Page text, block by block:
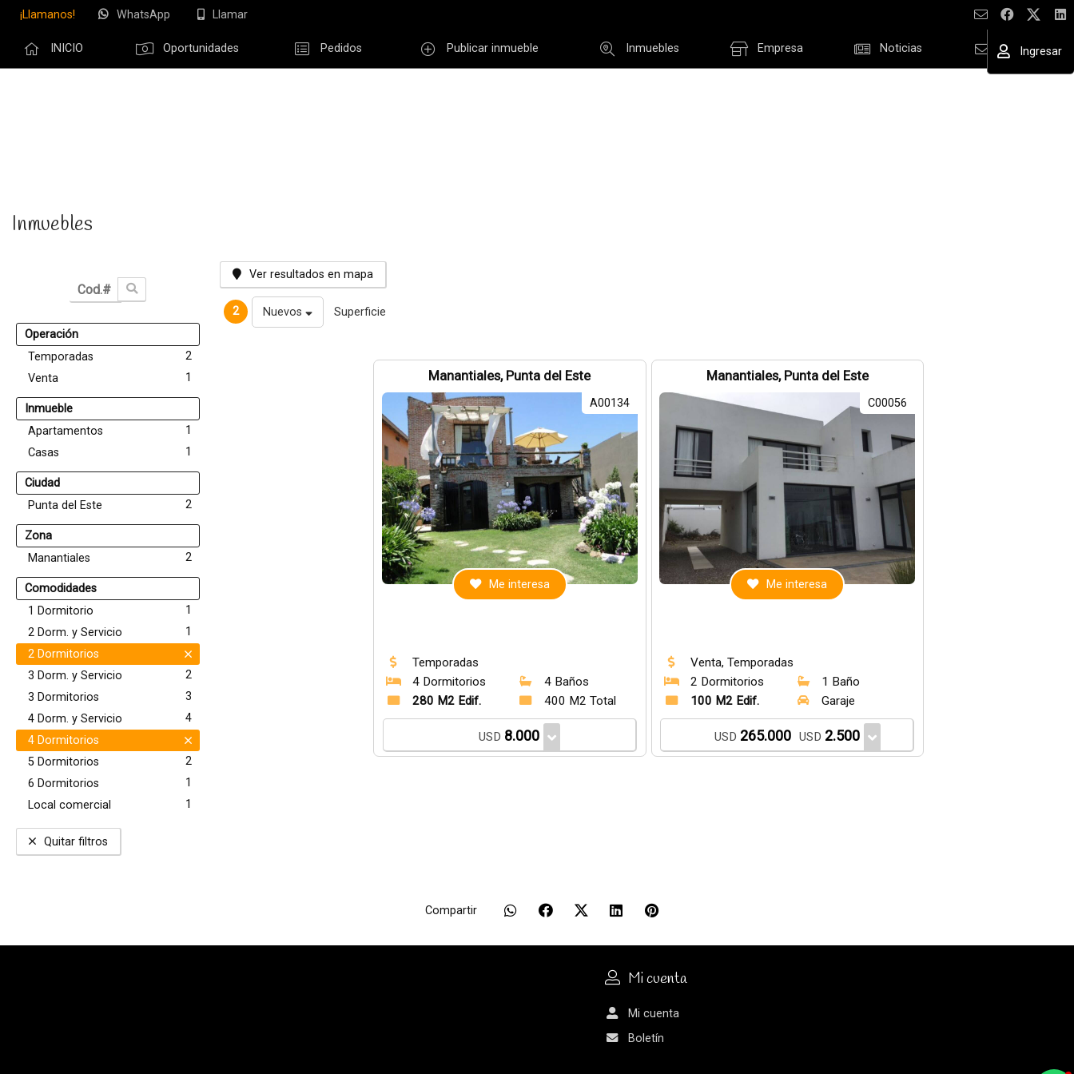
¡Llamanos! WhatsApp Llamar
Usuario Ingresar
INICIO Oportunidades Pedidos Publicar inmueble Inmuebles Empresa Noticias Contacto
Inmuebles
Operación
Temporadas
2
Venta
1
Inmueble
Apartamentos
1
Casas
1
Ciudad
Punta del Este
2
Zona
Manantiales
2
Comodidades
1 Dormitorio
1
2 Dorm. y Servicio
1
2 Dormitorios
3 Dorm. y Servicio
2
3 Dormitorios
3
4 Dorm. y Servicio
4
4 Dormitorios
5 Dormitorios
2
6 Dormitorios
1
Local comercial
1
Quitar filtros
Ver resultados en mapa
2 Nuevos Superficie
Manantiales, Punta del Este
A00134
Me interesa
Temporadas
4 Dormitorios
4 Baños
280 M2 Edif.
400 M2 Total
USD 8.000
Manantiales, Punta del Este
C00056
Me interesa
Venta, Temporadas
2 Dormitorios
1 Baño
100 M2 Edif.
Garaje
USD 265.000 USD 2.500
Compartir
Mi cuenta
Mi cuenta
Boletín